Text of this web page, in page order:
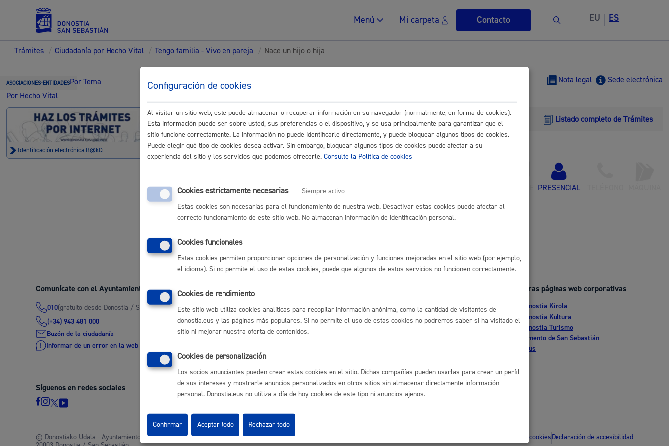
Menú Mi carpeta Contacto Buscar EU ES
Servicios
Padrón y asuntos personales Impuestos y multas
Seguridad ciudadana y emergencias
Salud Pública, animales y consumo
Trámites / Ciudadanía por Hecho Vital / Tengo familia - Vivo en pareja / Nace un hijo o hija
ASOCIACIONES-ENTIDADESPor Tema
Por Hecho Vital
Identificación electrónica B@kQ
Trámites para Ciudadanía Sede electrónica
Nota legal
Buscar Listado completo de Trámites
Nace un hijo o hija
PRESENCIAL
Comunícate con el Ayuntamiento de Donostia / San Sebastián
010(gratuito desde Donostia / San Sebastián)
(+34) 943 481 000
Buzón de la ciudadanía
Informar de un error en la web
Ofertas de empleo
Perfil del contratante
Otras páginas web corporativas
Donostia Kirola
Donostia Kultura
Donostia Turismo
Fomento de San Sebastián
Dbus
Síguenos en redes sociales
© Donostiako Udala - Ayuntamiento de Donostia / San Sebastián Ijentea 1,
Política de cookiesDeclaración de accesibilidad
Configuración de cookies
Al visitar un sitio web, este puede almacenar o recuperar información en su navegador (normalmente, en forma de cookies).
Esta información puede ser sobre usted, sus preferencias o el dispositivo, y se usa principalmente para garantizar que el
sitio funcione correctamente. La información no puede identificarle directamente, y puede bloquear algunos tipos de cookies.
Puede elegir qué tipo de cookies desea activar. Sin embargo, bloquear algunos tipos de cookies puede afectar a su
experiencia del sitio y los servicios que podemos ofrecerle. Consulte la Política de cookies
Cookies estrictamente necesarias
Siempre activo
Estas cookies son necesarias para el funcionamiento de nuestra web. Desactivar estas cookies puede afectar al
correcto funcionamiento de este sitio web. No almacenan información de identificación personal.
Cookies funcionales
Estas cookies permiten proporcionar opciones de personalización y funciones mejoradas en el sitio web (por ejemplo,
el idioma). Si no permite el uso de estas cookies, puede que algunos de estos servicios no funcionen correctamente.
Cookies de rendimiento
Este sitio web utiliza cookies analíticas para recopilar información anónima, como la cantidad de visitantes de
donostia.eus y las páginas más populares. Si no permite el uso de estas cookies no podremos saber si ha visitado el
sitio ni mejorar nuestra oferta de contenidos.
Cookies de personalización
Los socios anunciantes pueden crear estas cookies en el sitio. Dichas compañías pueden usarlas para crear un perfil
de sus intereses y mostrarle anuncios personalizados en otros sitios sin almacenar directamente información
personal. Donostia.eus no utiliza a día de hoy cookies de este tipo ni anuncios ajenos.
Rechazar todo
Confirmar Aceptar todo